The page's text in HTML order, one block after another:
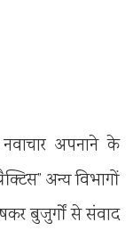
अपनाने के
अन्य विभागों
बुजुर्गों से संवाद